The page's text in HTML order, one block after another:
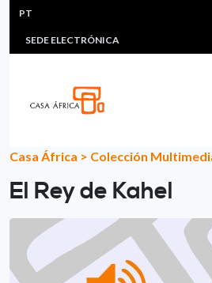
Passar para o conteúdo principal
HEADER MENU
MULTIMEDIA
SEDE ELECTRÓNICA
PT
Casa África > Colección
El Rey de Kahel